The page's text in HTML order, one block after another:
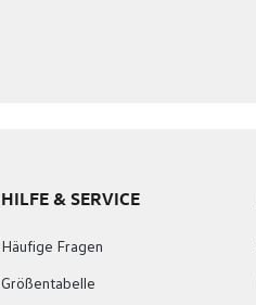
HILFE & SERVICE
Häufige Fragen
Größentabelle